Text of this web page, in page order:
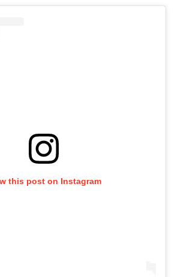
this post on Instagram